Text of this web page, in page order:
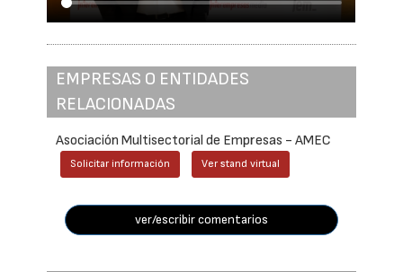
EMPRESAS O ENTIDADES
RELACIONADAS
Asociación Multisectorial de Empresas - AMEC
Solicitar información Ver stand virtual
ver/escribir comentarios